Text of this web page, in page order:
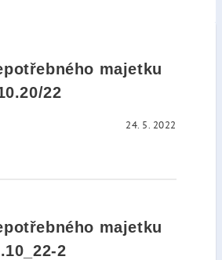
majetku
22
24. 5. 2022
majetku
2